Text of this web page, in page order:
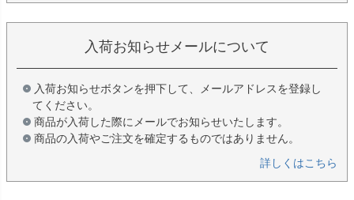
入荷お知らせメールについて
入荷お知らせボタンを押下して、メールアドレスを登録し
てください。
商品が入荷した際にメールでお知らせいたします。
商品の入荷やご注文を確定するものではありません。
詳しくはこちら